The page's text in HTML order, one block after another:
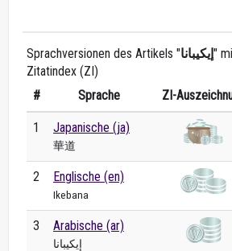
Sprachversionen des Artikels "إيكيبانا"
Zitatindex (ZI)
#
Sprache ZI-
1 Japanische (ja)
華道
2 Englische (en)
Ikebana
3 Arabische (ar)
إيكيبانا